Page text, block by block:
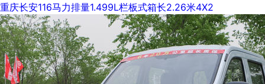
重庆长安116马力排量1.499L栏板式箱长2.26米4X2